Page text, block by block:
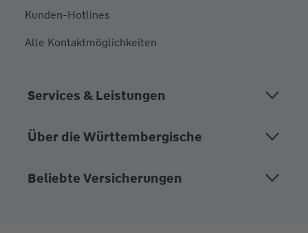
Kunden-Hotlines
Alle Kontaktmöglichkeiten
Services & Leistungen
Über die Württembergische
Beliebte Versicherungen